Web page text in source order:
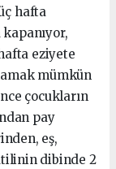
hafta
eziyete
mümkün
çocukların
pay
eş,
dibinde 2